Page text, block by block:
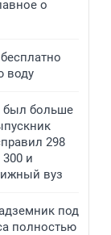
о
воду
был больше
298
и
вуз
под
полностью